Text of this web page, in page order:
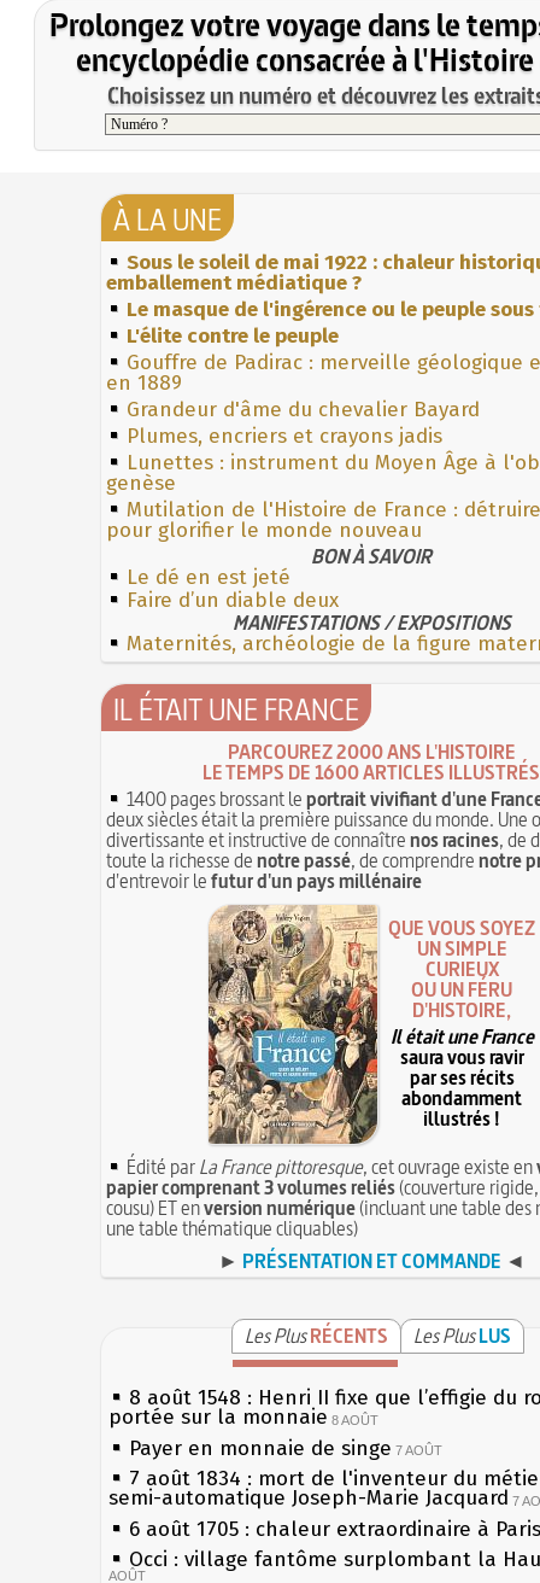
Prolongez votre voyage dans le
encyclopédie consacrée à l'Histoire
Choisissez un numéro et découvrez les
À LA UNE
Sous le soleil de mai 1922 : chaleur
emballement médiatique ?
Le masque de l'ingérence ou le peuple
L'élite contre le peuple
Gouffre de Padirac : merveille géologique
en 1889
Grandeur d'âme du chevalier Bayard
Plumes, encriers et crayons jadis
Lunettes : instrument du Moyen Âge à
genèse
Mutilation de l'Histoire de France :
pour glorifier le monde nouveau
BON À SAVOIR
Le dé en est jeté
Faire d’un diable deux
MANIFESTATIONS / EXPOSITIONS
Maternités, archéologie de la figure
IL ÉTAIT UNE FRANCE
PARCOUREZ 2000 ANS L'HISTOIRE
LE TEMPS DE 1600 ARTICLES ILLUSTRÉS
1400 pages brossant leportrait vivifiant d'une
deux siècles était la première puissance du monde. Une
divertissante et instructive de connaîtrenos racines, de
toute la richesse denotre passé, de comprendrenotre
d'entrevoir lefutur d'un pays millénaire
QUE VOUS SOYEZ
UN SIMPLE
CURIEUX
OU UN FÉRU
D'HISTOIRE,
Il était une France
saura vous ravir
par ses récits
abondamment
illustrés !
Édité parLa France pittoresque, cet ouvrage existe en
papier comprenant 3 volumes reliés(couverture
cousu) ET enversion numérique(incluant une table des
une table thématique cliquables)
► PRÉSENTATION ET COMMANDE ◄
Les PlusRÉCENTS Les PlusLUS
8 août 1548 : Henri II fixe que l’effigie du
portée sur la monnaie 8 AOÛT
Payer en monnaie de singe 7 AOÛT
7 août 1834 : mort de l'inventeur du
semi-automatique Joseph-Marie Jacquard 7
6 août 1705 : chaleur extraordinaire à Paris
Occi : village fantôme surplombant la